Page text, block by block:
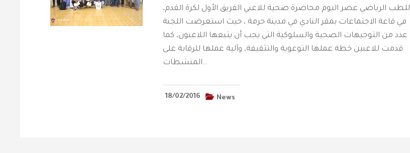
للطب الرياضي عصر اليوم محاضرة صحية للاعبي الفريق الأول لكرة القدم،
في قاعة الاجتماعات بمقر النادي في مدينة حرمة ، حيث استعرضت اللجنة
عدد من التوجيهات الصحية والسلوكية التي يجب أن يتبعها اللاعبون، كما
قدمت للاعبين خطة عملها التوعوية والتثقيفة، وآلية عملها للرقابة على
المنشطات…
18/02/2016 News